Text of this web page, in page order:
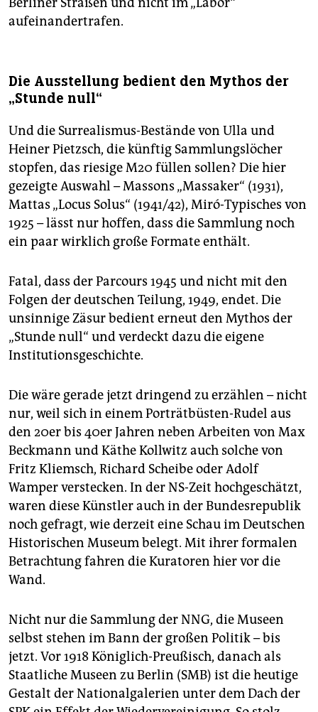
aufeinandertrafen.
Die Ausstellung bedient den Mythos der
„Stunde null“
Und die Surrealismus-Bestände von Ulla und
Heiner Pietzsch, die künftig Sammlungslöcher
stopfen, das riesige M20 füllen sollen? Die hier
gezeigte Auswahl – Massons „Massaker“ (1931),
Mattas „Locus Solus“ (1941/42), Miró-Typisches von
1925 – lässt nur hoffen, dass die Sammlung noch
ein paar wirklich große Formate enthält.
Fatal, dass der Parcours 1945 und nicht mit den
Folgen der deutschen Teilung, 1949, endet. Die
unsinnige Zäsur bedient erneut den Mythos der
„Stunde null“ und verdeckt dazu die eigene
Institutionsgeschichte.
Die wäre gerade jetzt dringend zu erzählen – nicht
nur, weil sich in einem Porträtbüsten-Rudel aus
den 20er bis 40er Jahren neben Arbeiten von Max
Beckmann und Käthe Kollwitz auch solche von
Fritz Kliemsch, Richard Scheibe oder Adolf
Wamper verstecken. In der NS-Zeit hochgeschätzt,
waren diese Künstler auch in der Bundesrepublik
noch gefragt, wie derzeit eine Schau im Deutschen
Historischen Museum belegt. Mit ihrer formalen
Betrachtung fahren die Kuratoren hier vor die
Wand.
Nicht nur die Sammlung der NNG, die Museen
selbst stehen im Bann der großen Politik – bis
jetzt. Vor 1918 Königlich-Preußisch, danach als
Staatliche Museen zu Berlin (SMB) ist die heutige
Gestalt der Nationalgalerien unter dem Dach der